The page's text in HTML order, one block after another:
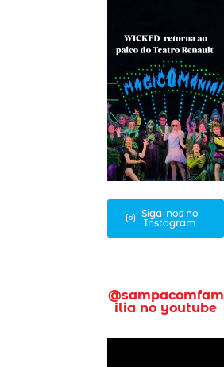
Siga-nos no
Instagram
@sampacomfam
ilia no youtube